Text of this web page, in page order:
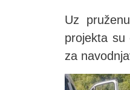
Uz
projekta su
za